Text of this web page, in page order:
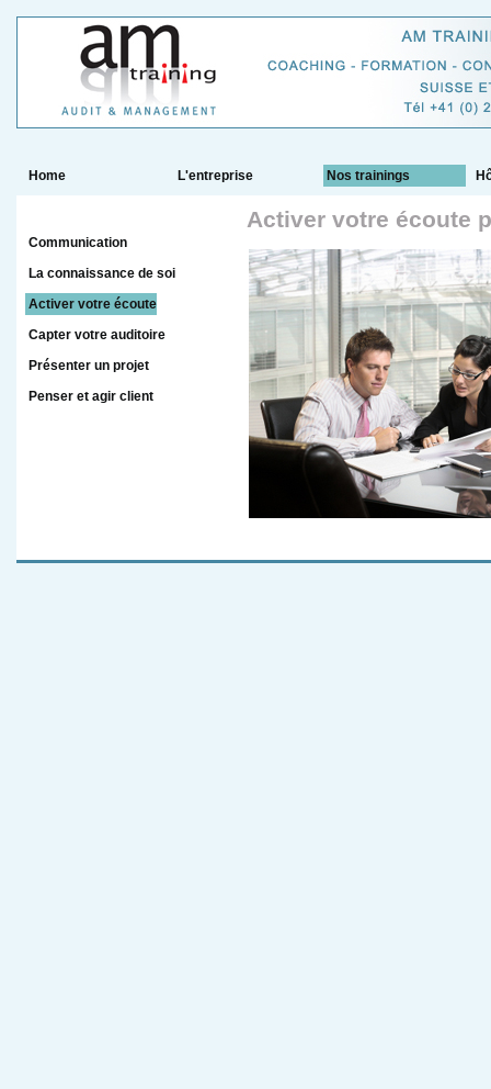
Home L'entreprise Nos trainings
Communication
La connaissance de soi
Activer votre écoute
Capter votre auditoire
Présenter un projet
Penser et agir client
Activer votre écoute